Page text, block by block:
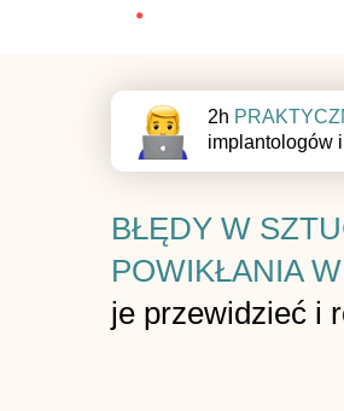
2h
implantologów
BŁĘDY W
POWIKŁANIA
je przewidzieć i